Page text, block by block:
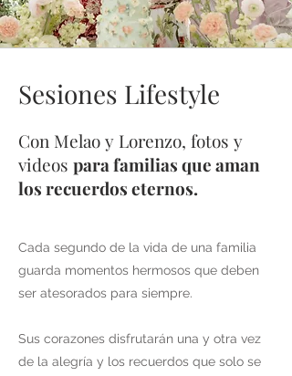
Sesiones Lifestyle
Con Melao y Lorenzo, fotos y
videos para familias que aman
los recuerdos eternos.
Cada segundo de la vida de una familia
guarda momentos hermosos que deben
ser atesorados para siempre.
Sus corazones disfrutarán una y otra vez
de la alegría y los recuerdos que solo se